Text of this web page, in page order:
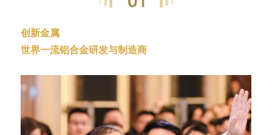
创新金属
世界一流铝合金研发与制造商